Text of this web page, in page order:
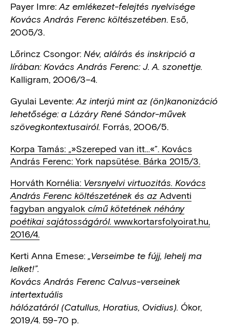
Payer Imre: Az emlékezet-felejtés nyelvisége
Kovács András Ferenc költészetében. Eső,
2005/3.
Lőrincz Csongor: Név, aláírás és inskripció a
lírában: Kovács András Ferenc: J. A. szonettje.
Kalligram, 2006/3–4.
Gyulai Levente: Az interjú mint az (ön)kanonizáció
lehetősége: a Lázáry René Sándor-művek
szövegkontextusairól. Forrás, 2006/5.
Korpa Tamás: „»Szereped van itt…«”. Kovács
András Ferenc: York napsütése. Bárka 2015/3.
Horváth Kornélia: Versnyelvi virtuozitás. Kovács
András Ferenc költészetének és az Adventi
fagyban angyalok című kötetének néhány
poétikai sajátosságáról. www.kortarsfolyoirat.hu,
2016/4.
Kerti Anna Emese: „Verseimbe te fújj, lehelj ma
lelket!”.
Kovács András Ferenc Calvus-verseinek
intertextuális
hálózatáról (Catullus, Horatius, Ovidius). Ókor,
2019/4. 59-70 p.